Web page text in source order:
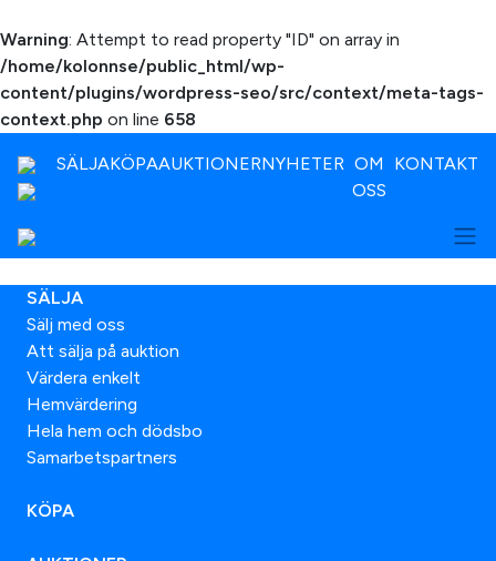
Warning: Attempt to read property "ID" on array in
/home/kolonnse/public_html/wp-
content/plugins/wordpress-seo/src/context/meta-tags-
context.php on line 658
SÄLJAKÖPAAUKTIONERNYHETER OM
OSS
KONTAKT
SÄLJA
Sälj med oss
Att sälja på auktion
Värdera enkelt
Hemvärdering
Hela hem och dödsbo
Samarbetspartners
KÖPA